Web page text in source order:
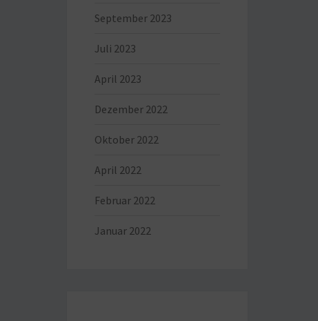
September 2023
Juli 2023
April 2023
Dezember 2022
Oktober 2022
April 2022
Februar 2022
Januar 2022